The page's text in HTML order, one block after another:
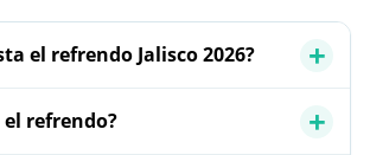
el refrendo Jalisco 2026?
el refrendo?